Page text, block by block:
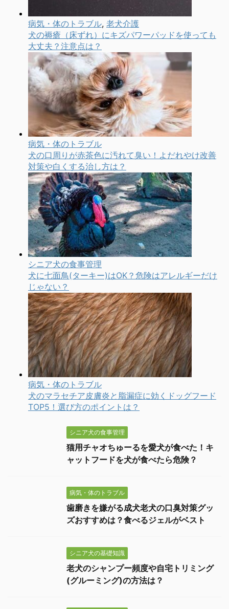
シニア犬の食事管理
猫用チャオちゅーるを愛犬が食べた！キ
ャットフードを犬が食べたら危険？
病気・体のトラブル
歯磨きを嫌がる成犬老犬の口臭対策グッ
ズおすすめは？食べるジェルがベスト
シニア犬の基礎知識
老犬のシャンプー頻度や自宅トリミング
(グルーミング)の方法は？